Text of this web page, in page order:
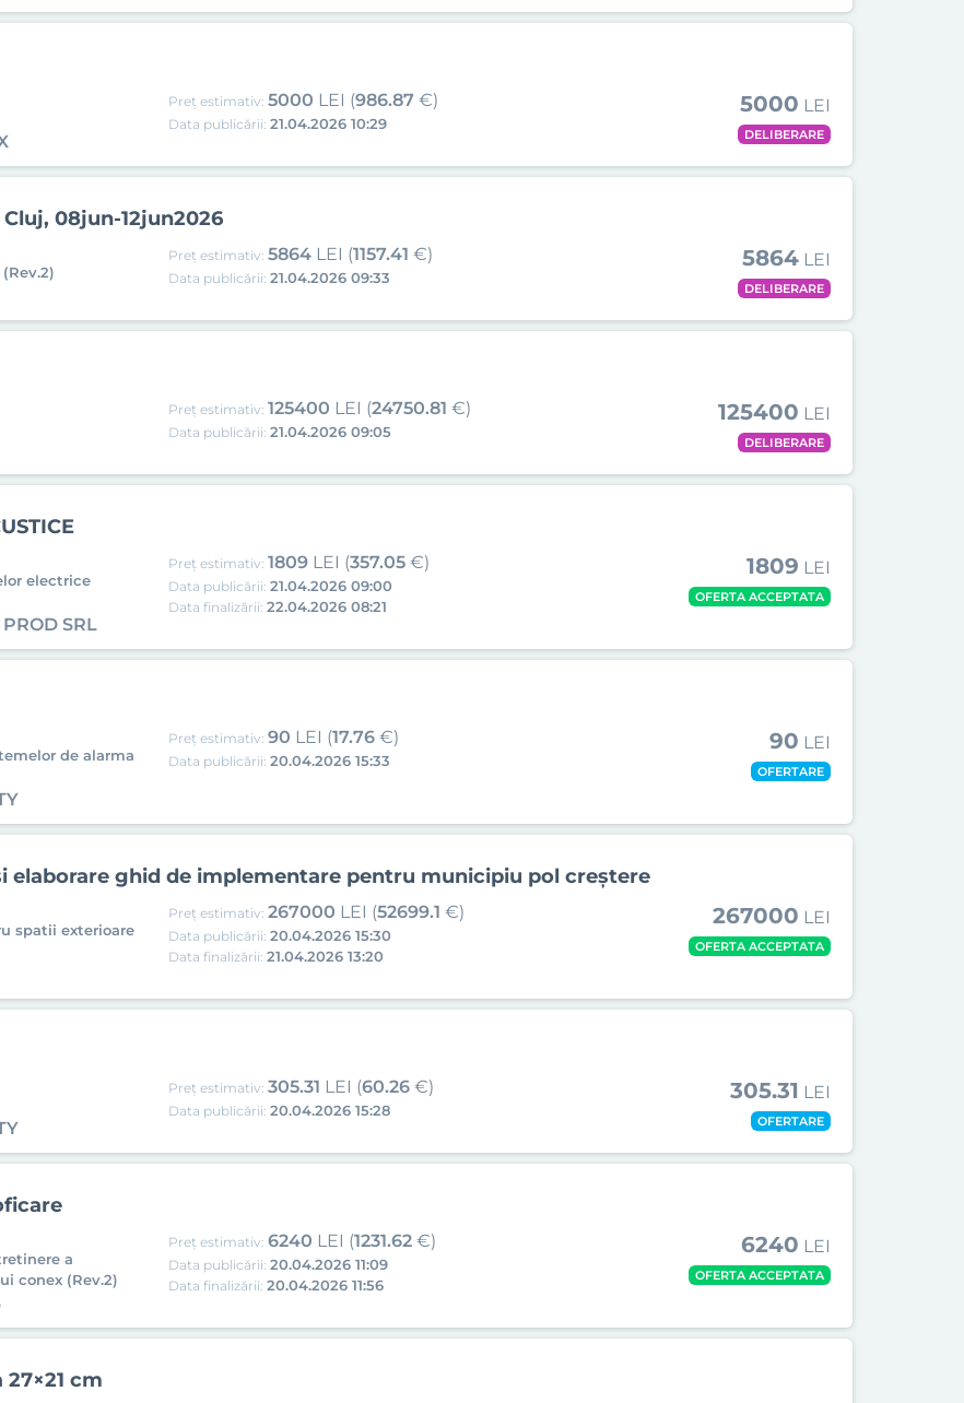
Preț estimativ:5000 LEI (986.87 €)
Data publicării:21.04.2026 10:29
5000 LEI
DELIBERARE
08jun-12jun2026
Preț estimativ:5864 LEI (1157.41 €)
Data publicării:21.04.2026 09:33
5864 LEI
DELIBERARE
Preț estimativ:125400 LEI (24750.81 €)
Data publicării:21.04.2026 09:05
125400 LEI
DELIBERARE
electrice
SRL
Preț estimativ:1809 LEI (357.05 €)
Data publicării:21.04.2026 09:00
Data finalizării:22.04.2026 08:21
1809 LEI
OFERTA ACCEPTATA
de alarma
Preț estimativ:90 LEI (17.76 €)
Data publicării:20.04.2026 15:33
90 LEI
OFERTARE
elaborare ghid de implementare pentru municipiu pol creștere
spatii exterioare
Preț estimativ:267000 LEI (52699.1 €)
Data publicării:20.04.2026 15:30
Data finalizării:21.04.2026 13:20
267000 LEI
OFERTA ACCEPTATA
Preț estimativ:305.31 LEI (60.26 €)
Data publicării:20.04.2026 15:28
305.31 LEI
OFERTARE
a
conex (Rev.2)
Preț estimativ:6240 LEI (1231.62 €)
Data publicării:20.04.2026 11:09
Data finalizării:20.04.2026 11:56
6240 LEI
OFERTA ACCEPTATA
cm